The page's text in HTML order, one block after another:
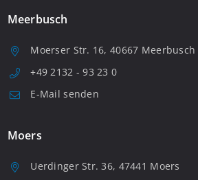
Meerbusch
Moerser Str. 16, 40667 Meerbusch
+49 2132 - 93 23 0
E-Mail senden
Moers
Uerdinger Str. 36, 47441 Moers